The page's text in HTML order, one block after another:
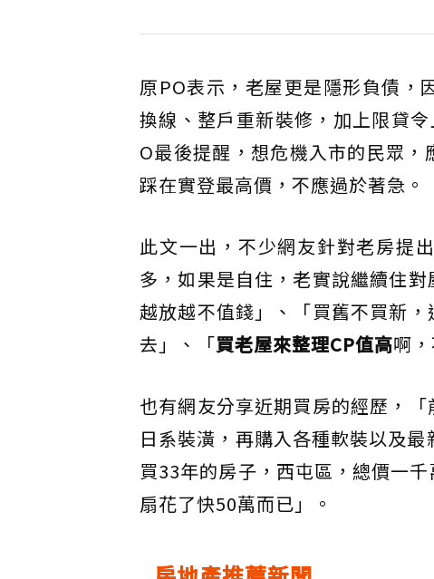
原PO表示，老屋更是隱形負債，
換線、整戶重新裝修，加上限貸
O最後提醒，想危機入市的民眾
踩在實登最高價，不應過於著急。
此文一出，不少網友針對老房提
多，如果是自住，老實說繼續住
越放越不值錢」、「買舊不買新
去」、「買老屋來整理CP值高啊
也有網友分享近期買房的經歷，
日系裝潢，再購入各種軟裝以及
買33年的房子，西屯區，總價一
扇花了快50萬而已」。